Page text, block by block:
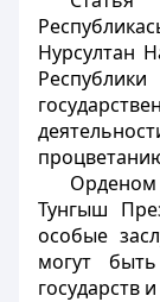
Нурсултан
Тунгыш
особые
могут
государств